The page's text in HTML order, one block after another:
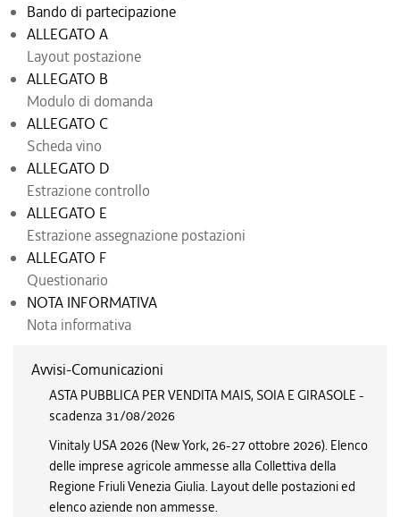
Bando di partecipazione
ALLEGATO A
Layout postazione
ALLEGATO B
Modulo di domanda
ALLEGATO C
Scheda vino
ALLEGATO D
Estrazione controllo
ALLEGATO E
Estrazione assegnazione postazioni
ALLEGATO F
Questionario
NOTA INFORMATIVA
Nota informativa
Avvisi-Comunicazioni
ASTA PUBBLICA PER VENDITA MAIS, SOIA E GIRASOLE -
scadenza 31/08/2026
Vinitaly USA 2026 (New York, 26-27 ottobre 2026). Elenco
delle imprese agricole ammesse alla Collettiva della
Regione Friuli Venezia Giulia. Layout delle postazioni ed
elenco aziende non ammesse.